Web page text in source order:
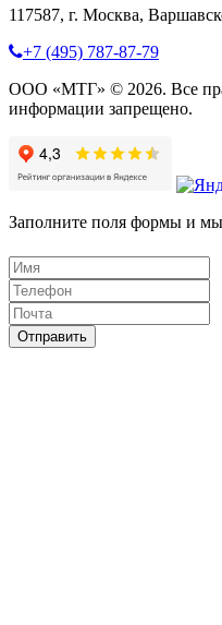
117587, г. Москва,
+7 (495) 787-87-79
ООО «МТГ» © 2026. Все
информации запрещено.
Заполните поля формы и
Отправить